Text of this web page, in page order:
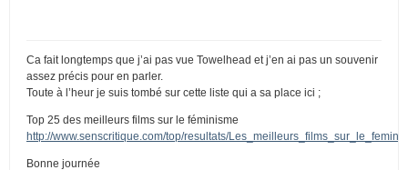
Ca fait longtemps que j’ai pas vue Towelhead et j’en ai pas un souvenir
assez précis pour en parler.
Toute à l’heur je suis tombé sur cette liste qui a sa place ici ;
Top 25 des meilleurs films sur le féminisme
http://www.senscritique.com/top/resultats/
Bonne journée